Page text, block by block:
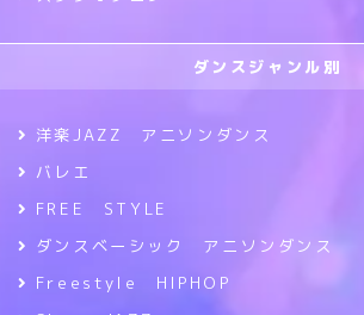
ダンスジャンル別
洋楽JAZZ アニソンダンス
バレエ
FREE STYLE
ダンスベーシック アニソンダンス
Freestyle HIPHOP